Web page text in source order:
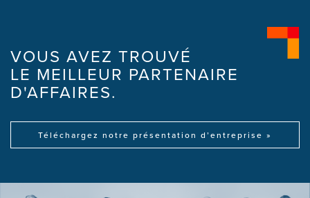
VOUS AVEZ TROUVÉ
LE MEILLEUR PARTENAIRE
D'AFFAIRES.
Téléchargez notre présentation d’entreprise »